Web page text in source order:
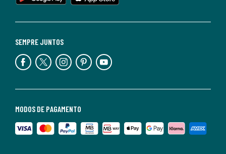
MODOS DE PAGAMENTO
SEMPRE JUNTOS